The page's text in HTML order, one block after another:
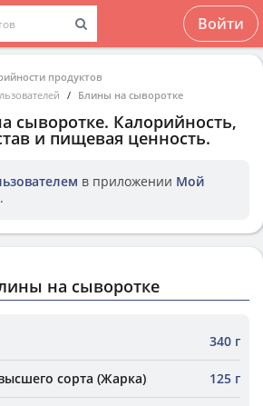
Войти
продуктов
Блины на сыворотке
сыворотке. Калорийность,
и пищевая ценность.
в приложении Мой
.
на сыворотке
340 г
сорта (Жарка) 125 г